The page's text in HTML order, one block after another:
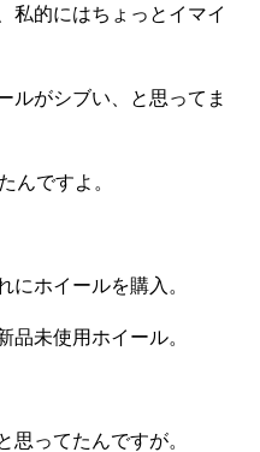
私的にはちょっとイマイ
ルがシブい、と思ってま
んですよ。
にホイールを購入。
品未使用ホイール。
思ってたんですが。